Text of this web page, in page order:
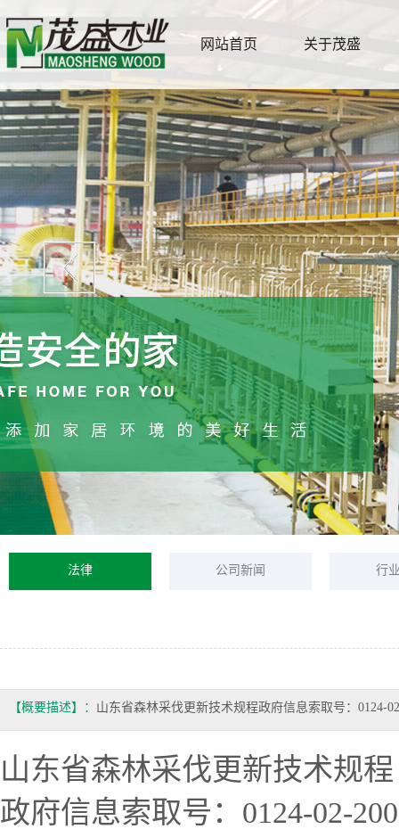
网站首页 关于茂盛
法律 公司新闻 行
【概要描述】： 山东省森林采伐更新技术规程政府信息索取号：0124-
山东省森林采伐更新技术规程
政府信息索取号：0124-02-